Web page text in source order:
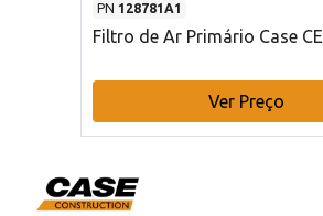
PN 128781A1
Filtro de Ar Primário Case CE
Ver Preço